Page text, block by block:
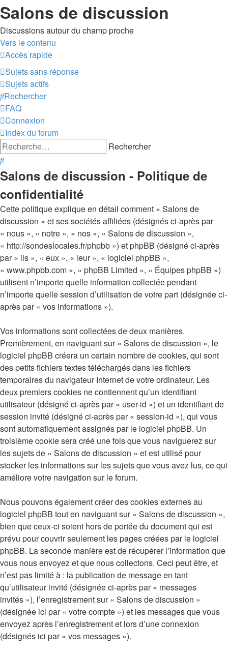
Salons de discussion
Discussions autour du champ proche
Vers le contenu
Accès rapide
Sujets sans réponse
Sujets actifs
Rechercher
FAQ
Connexion
Index du forum
Rechercher
Rechercher
Salons de discussion - Politique de
confidentialité
Cette politique explique en détail comment « Salons de
discussion » et ses sociétés affiliées (désignés ci-après par
« nous », « notre », « nos », « Salons de discussion »,
« http://sondeslocales.fr/phpbb ») et phpBB (désigné ci-après
par « ils », « eux », « leur », « logiciel phpBB »,
« www.phpbb.com », « phpBB Limited », « Équipes phpBB »)
utilisent n’importe quelle information collectée pendant
n’importe quelle session d’utilisation de votre part (désignée ci-
après par « vos informations »).
Vos informations sont collectées de deux manières.
Premièrement, en naviguant sur « Salons de discussion », le
logiciel phpBB créera un certain nombre de cookies, qui sont
des petits fichiers textes téléchargés dans les fichiers
temporaires du navigateur Internet de votre ordinateur. Les
deux premiers cookies ne contiennent qu’un identifiant
utilisateur (désigné ci-après par « user-id ») et un identifiant de
session invité (désigné ci-après par « session-id »), qui vous
sont automatiquement assignés par le logiciel phpBB. Un
troisième cookie sera créé une fois que vous naviguerez sur
les sujets de « Salons de discussion » et est utilisé pour
stocker les informations sur les sujets que vous avez lus, ce qui
améliore votre navigation sur le forum.
Nous pouvons également créer des cookies externes au
logiciel phpBB tout en naviguant sur « Salons de discussion »,
bien que ceux-ci soient hors de portée du document qui est
prévu pour couvrir seulement les pages créées par le logiciel
phpBB. La seconde manière est de récupérer l’information que
vous nous envoyez et que nous collectons. Ceci peut être, et
n’est pas limité à : la publication de message en tant
qu’utilisateur invité (désignée ci-après par « messages
invités »), l’enregistrement sur « Salons de discussion »
(désignée ici par « votre compte ») et les messages que vous
envoyez après l’enregistrement et lors d’une connexion
(désignés ici par « vos messages »).